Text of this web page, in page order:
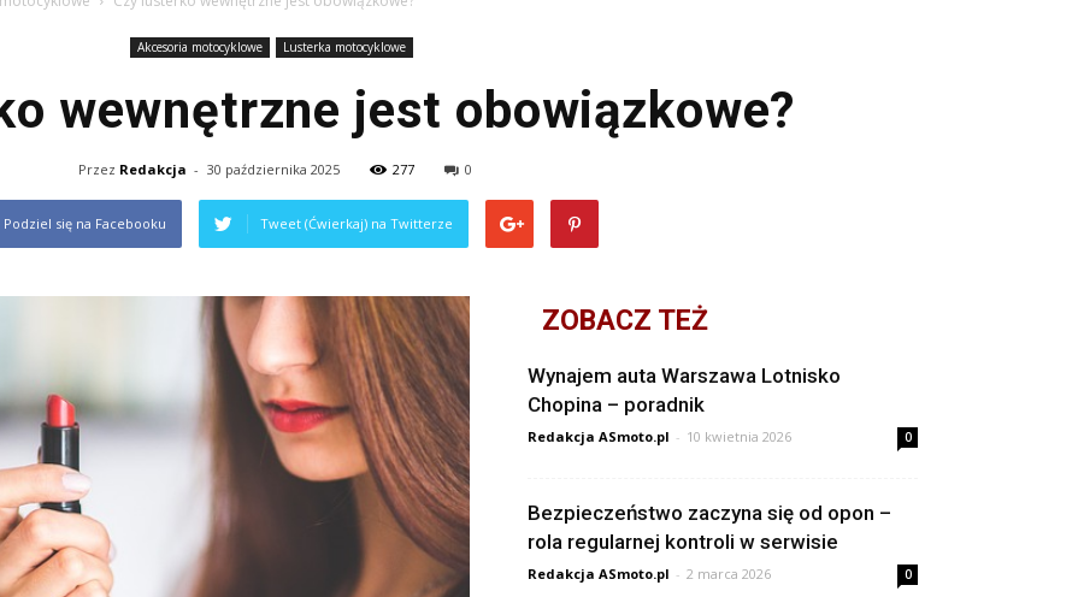
Akcesoria motocyklowe Lusterka motocyklowe
wewnętrzne jest obowiązkowe?
Przez Redakcja - 30 października 2025 277 0
Podziel się na Facebooku Tweet (Ćwierkaj) na Twitterze
ZOBACZ TEŻ
Wynajem auta Warszawa Lotnisko
Chopina – poradnik
Redakcja ASmoto.pl - 10 kwietnia 2026 0
Bezpieczeństwo zaczyna się od opon –
rola regularnej kontroli w serwisie
Redakcja ASmoto.pl - 2 marca 2026 0